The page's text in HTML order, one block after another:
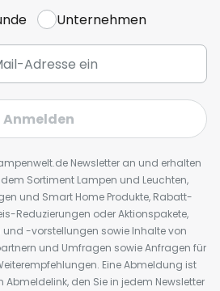
Unternehmen
Anmelden
Newsletter an und erhalten
Sortiment Lampen und Leuchten,
und Smart Home Produkte, Rabatt-
Reduzierungen oder Aktionspakete,
und -vorstellungen sowie Inhalte von
und Umfragen sowie Anfragen für
Eine Abmeldung ist
den Sie in jedem Newsletter